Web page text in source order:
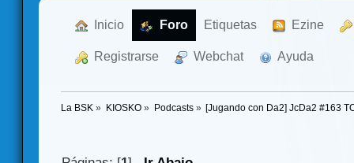
Inicio Foro Etiquetas Ezine
Registrarse Webchat Ayuda
La BSK » KIOSKO» Podcasts» [Jugando con Da2] JcDa2 #163